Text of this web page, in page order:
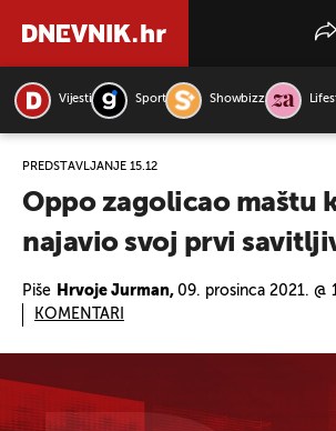
Vijesti Sport Showbizz
PREDSTAVLJANJE 15.12
Oppo zagolicao maštu
najavio svoj prvi
Piše Hrvoje Jurman, 09. prosinca 2021. @
KOMENTARI
PRETRAŽITE VIJESTI